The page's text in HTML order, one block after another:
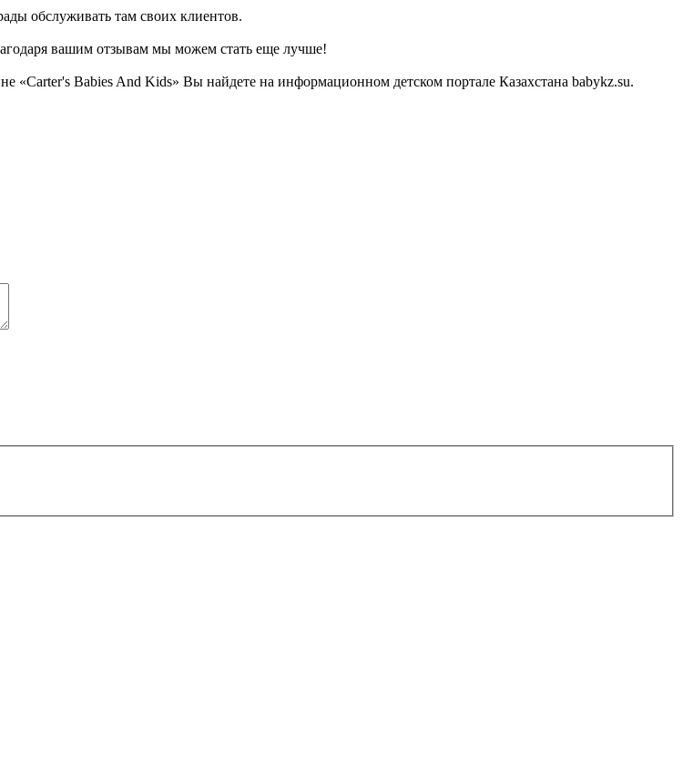
обслуживать там своих клиентов.
вашим отзывам мы можем стать еще лучше!
Babies And Kids» Вы найдете на информационном детском портале Казахстана babykz.su.